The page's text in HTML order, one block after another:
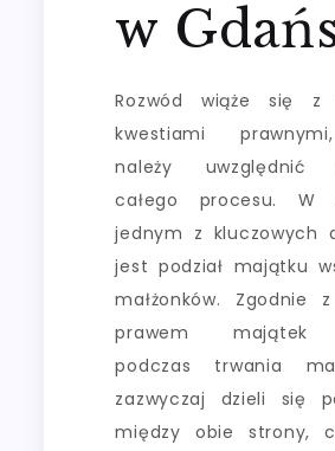
w
Rozwód wiąże się z
kwestiami
należy uwzględnić
całego procesu. W
jednym z kluczowych
jest podział majątku
małżonków. Zgodnie
prawem majątek
podczas trwania
zazwyczaj dzieli się
między obie strony,